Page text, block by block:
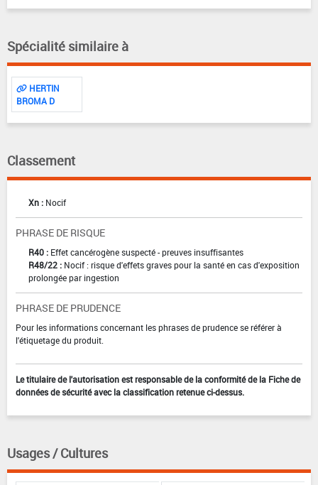
Spécialité similaire à
HERTIN
BROMA D
Classement
Xn : Nocif
PHRASE DE RISQUE
R40 : Effet cancérogène suspecté - preuves insuffisantes
R48/22 : Nocif : risque d'effets graves pour la santé en cas d'exposition
prolongée par ingestion
PHRASE DE PRUDENCE
Pour les informations concernant les phrases de prudence se référer à
l'étiquetage du produit.
Le titulaire de l'autorisation est responsable de la conformité de la Fiche de
données de sécurité avec la classification retenue ci-dessus.
Usages / Cultures